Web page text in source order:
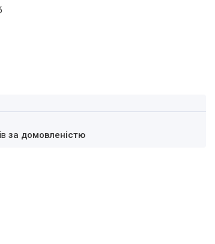
за домовленістю